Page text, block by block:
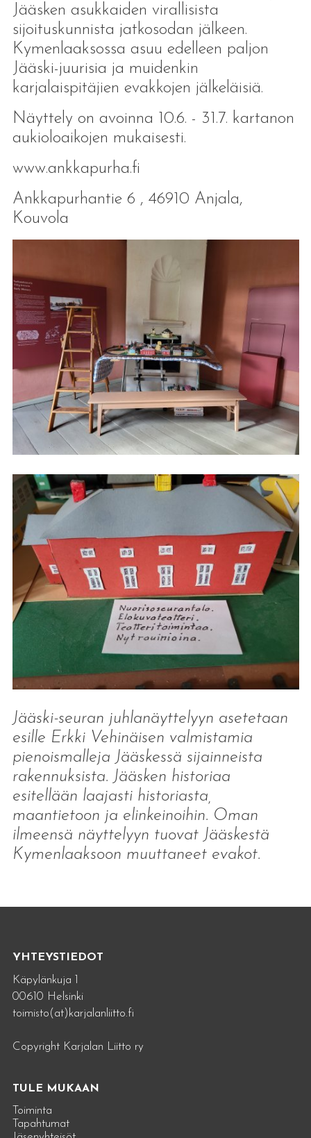
Jääsken asukkaiden virallisista
sijoituskunnista jatkosodan jälkeen.
Kymenlaaksossa asuu edelleen paljon
Jääski-juurisia ja muidenkin
karjalaispitäjien evakkojen jälkeläisiä.
Näyttely on avoinna 10.6. - 31.7. kartanon
aukioloaikojen mukaisesti.
www.ankkapurha.fi
Ankkapurhantie 6 , 46910 Anjala,
Kouvola
Jääski-seuran juhlanäyttelyyn asetetaan
esille Erkki Vehinäisen valmistamia
pienoismalleja Jääskessä sijainneista
rakennuksista. Jääsken historiaa
esitellään laajasti historiasta,
maantietoon ja elinkeinoihin. Oman
ilmeensä näyttelyyn tuovat Jääskestä
Kymenlaaksoon muuttaneet evakot.
YHTEYSTIEDOT
Käpylänkuja 1
00610 Helsinki
toimisto(at)karjalanliitto.fi
Copyright Karjalan Liitto ry
TULE MUKAAN
Toiminta
Tapahtumat